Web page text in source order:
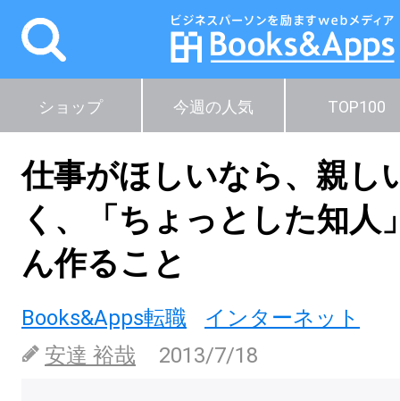
ショップ 今週の人気 TOP100
仕事がほしいなら、親し
く、「ちょっとした知人
ん作ること
Books&Apps転職
インターネット
安達 裕哉
2013/7/18